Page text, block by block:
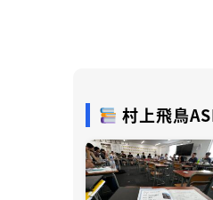
村上飛鳥